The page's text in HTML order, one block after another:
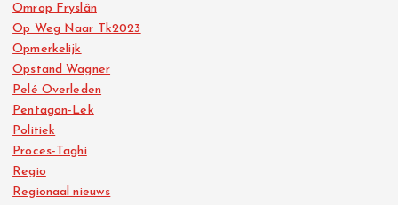
Omrop Fryslân
Op Weg Naar Tk2023
Opmerkelijk
Opstand Wagner
Pelé Overleden
Pentagon-Lek
Politiek
Proces-Taghi
Regio
Regionaal nieuws